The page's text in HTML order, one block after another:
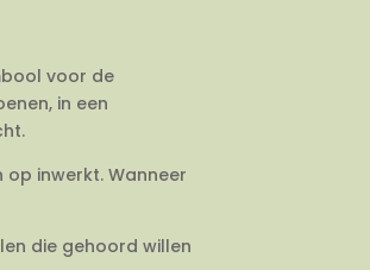
voor de
in een
inwerkt. Wanneer
die gehoord willen